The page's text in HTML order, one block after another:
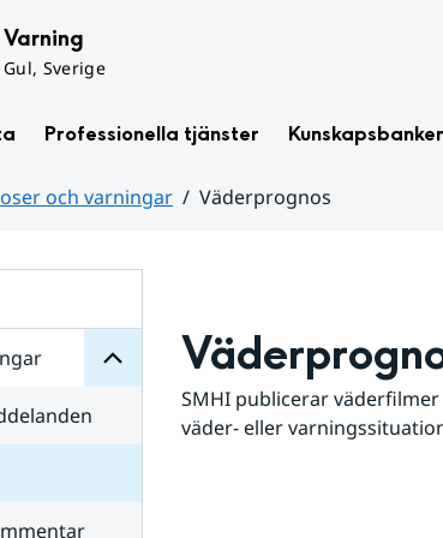
Varning
Gul, Sverige
Professionella tjänster
och varningar
Väderprognos
för
varningar
SMHI publicerar
väder- eller